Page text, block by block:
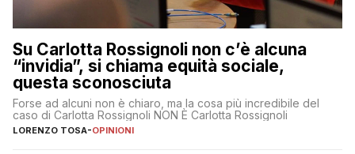
Su Carlotta Rossignoli non c’è alcuna
“invidia”, si chiama equità sociale,
questa sconosciuta
Forse ad alcuni non è chiaro, ma la cosa più incredibile del
caso di Carlotta Rossignoli NON È Carlotta Rossignoli
LORENZO TOSA-OPINIONI